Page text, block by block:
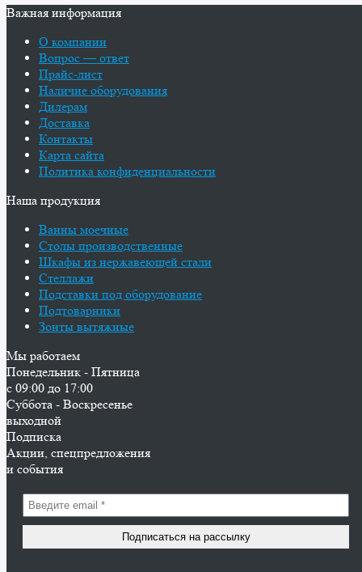
Важная информация
О компании
Вопрос — ответ
Прайс-лист
Наличие оборудования
Дилерам
Доставка
Контакты
Карта сайта
Политика конфиденциальности
Наша продукция
Ванны моечные
Столы производственные
Шкафы из нержавеющей стали
Стеллажи
Подставки под оборудование
Подтоварники
Зонты вытяжные
Мы работаем
Понедельник - Пятница
с 09:00 до 17:00
Суббота - Воскресенье
выходной
Подписка
Акции, спецпредложения
и события